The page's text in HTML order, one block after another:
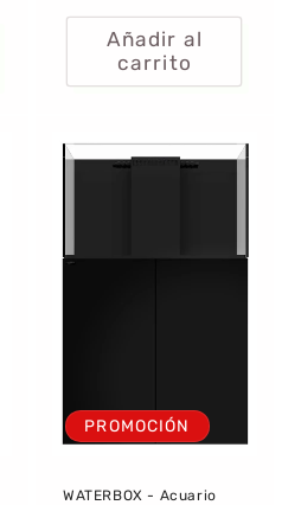
Añadir al
carrito
PROMOCIÓN
WATERBOX - Acuario